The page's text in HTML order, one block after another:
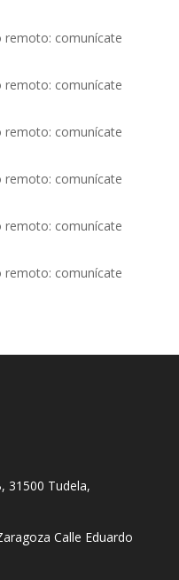
remoto: comunícate
remoto: comunícate
remoto: comunícate
remoto: comunícate
remoto: comunícate
remoto: comunícate
31500 Tudela,
Calle Eduardo